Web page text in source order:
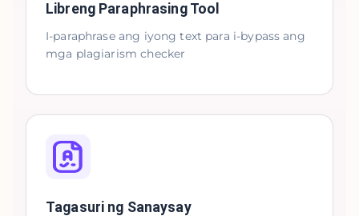
Libreng Paraphrasing Tool
I-paraphrase ang iyong text para i-bypass ang
mga plagiarism checker
Tagasuri ng Sanaysay